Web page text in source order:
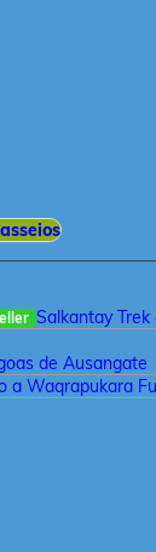
Salkantay Trek
de Ausangate
a Waqrapukara